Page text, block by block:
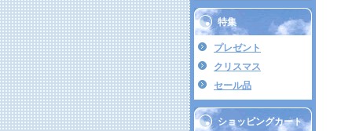
特集
プレゼント
クリスマス
セール品
ショッピングカート